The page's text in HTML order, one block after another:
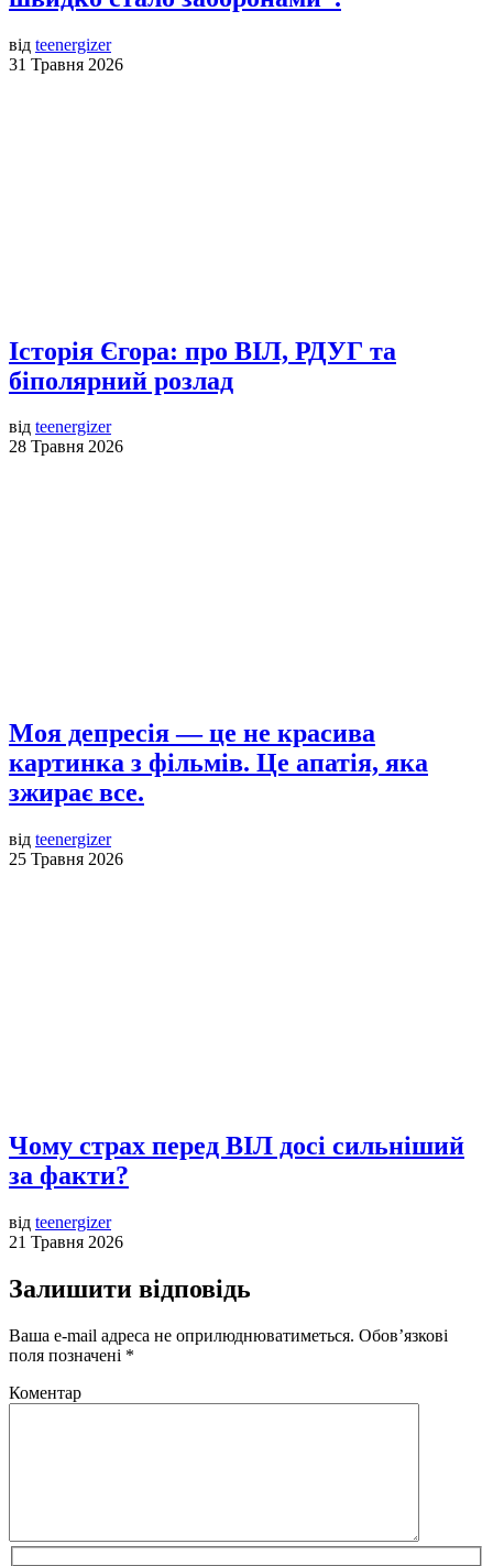
від teenergizer
31 Травня 2026
Історія Єгора: про ВІЛ, РДУГ та
біполярний розлад
від teenergizer
28 Травня 2026
Моя депресія — це не красива
картинка з фільмів. Це апатія, яка
зжирає все.
від teenergizer
25 Травня 2026
Чому страх перед ВІЛ досі сильніший
за факти?
від teenergizer
21 Травня 2026
Залишити відповідь
Ваша e-mail адреса не оприлюднюватиметься. Обов’язкові
поля позначені *
Коментар